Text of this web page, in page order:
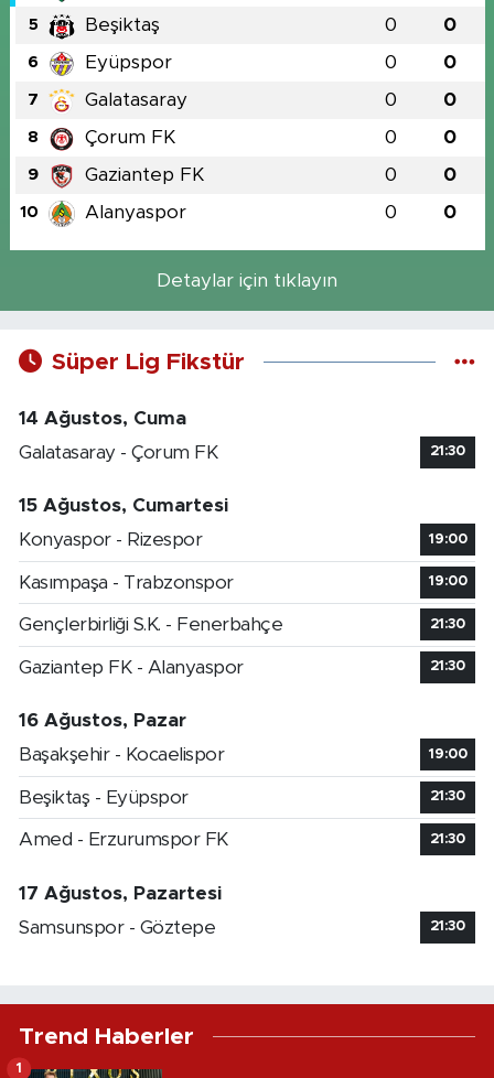
5 Beşiktaş 0 0
6 Eyüpspor 0 0
7 Galatasaray 0 0
8 Çorum FK 0 0
9 Gaziantep FK 0 0
10 Alanyaspor 0 0
Detaylar için tıklayın
Süper Lig Fikstür
14 Ağustos, Cuma
Galatasaray - Çorum FK
21:30
15 Ağustos, Cumartesi
Konyaspor - Rizespor
19:00
Kasımpaşa - Trabzonspor 19:00
Gençlerbirliği S.K. - Fenerbahçe 21:30
Gaziantep FK - Alanyaspor 21:30
16 Ağustos, Pazar
Başakşehir - Kocaelispor
19:00
Beşiktaş - Eyüpspor 21:30
Amed - Erzurumspor FK 21:30
17 Ağustos, Pazartesi
Samsunspor - Göztepe
21:30
Trend Haberler
1